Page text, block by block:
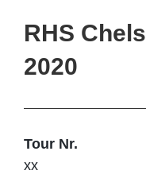
RHS
2020
Tour Nr.
xx